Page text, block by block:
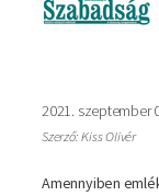
2021. szeptember
Szerző: Kiss Olivér
Amennyiben